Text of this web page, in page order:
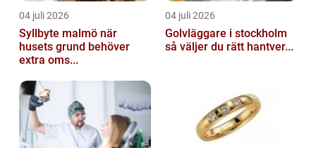
04 juli 2026
Syllbyte malmö när
husets grund behöver
extra oms...
04 juli 2026
Golvläggare i stockholm
så väljer du rätt hantver...